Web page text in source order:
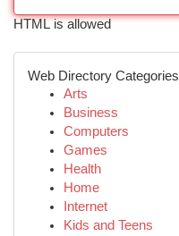
HTML is allowed
Web Directory Categories
Arts
Business
Computers
Games
Health
Home
Internet
Kids and Teens